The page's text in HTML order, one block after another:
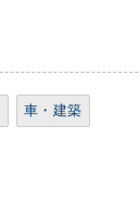
車・建築